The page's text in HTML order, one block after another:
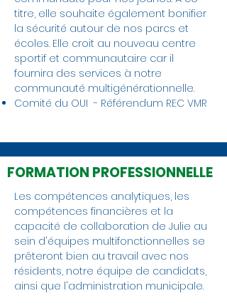
titre, elle souhaite également bonifier
la sécurité autour de nos parcs et
écoles. Elle croit au nouveau centre
sportif et communautaire car il
fournira des services à notre
communauté multigénérationnelle.
Comité du OUI - Référendum REC VMR
FORMATION PROFESSIONNELLE
Les compétences analytiques, les
compétences financières et la
capacité de collaboration de Julie au
sein d'équipes multifonctionnelles se
prêteront bien au travail avec nos
résidents, notre équipe de candidats,
ainsi que l'administration municipale.